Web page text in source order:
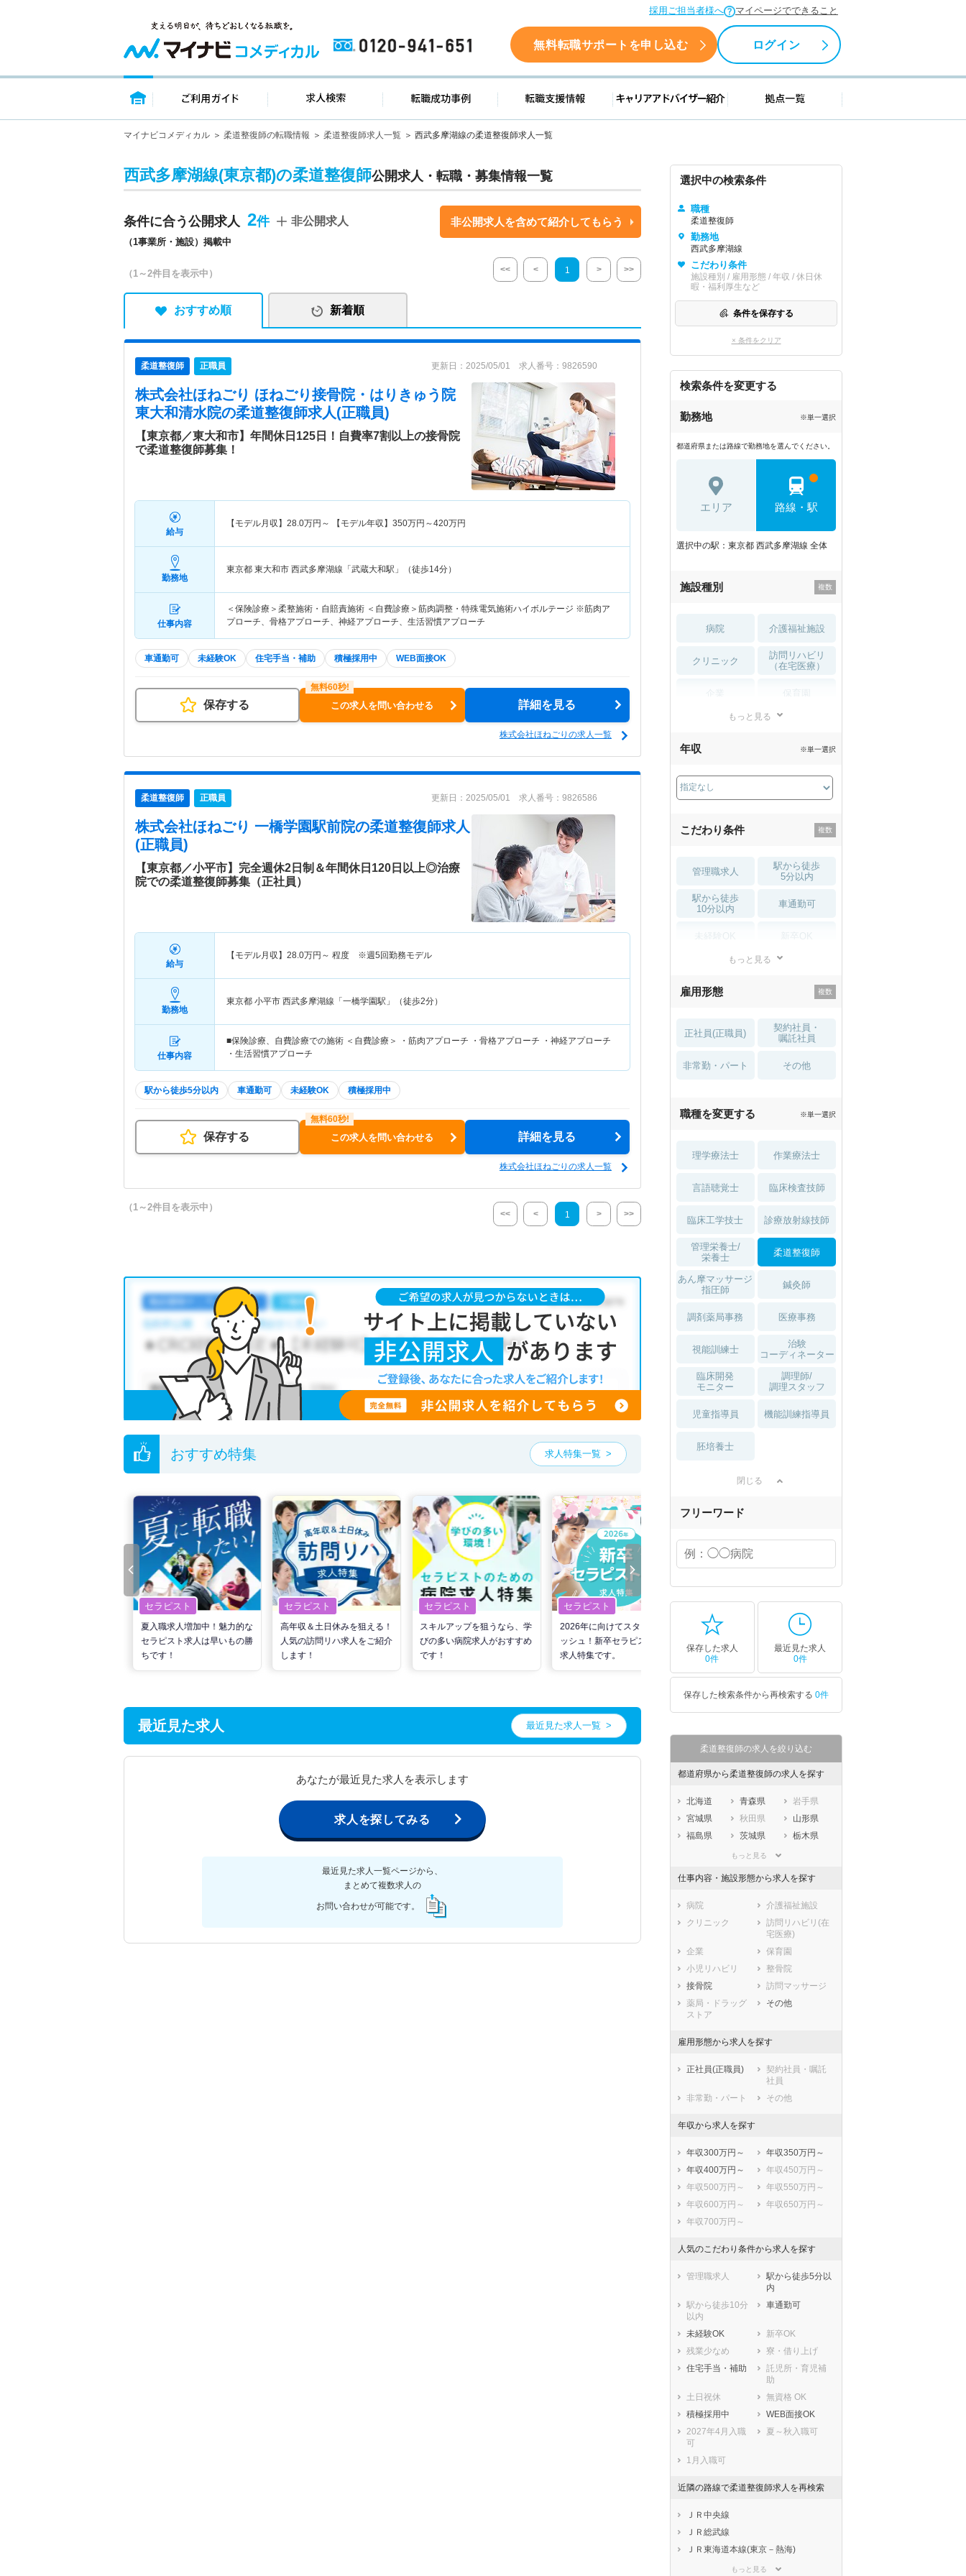
採用ご担当者様へ マイページでできること
0120-941-651 無料転職サポートを申し込む ログイン
トップページ ご利用ガイド 求人検索 転職成功事例 転職支援情報 キャリアアドバイザー紹介 拠点一覧
マイナビコメディカル 柔道整復師の転職情報 柔道整復師求人一覧 西武多摩湖線の柔道整復師求人一覧
西武多摩湖線(東京都)の柔道整復師公開求人・転職・募集情報一覧
条件に合う公開求人 2
（1事業所・施設）掲載中
非公開求人 非公開求人を含めて紹介してもらう
（1～2件目を表示中） << < 1 > >>
おすすめ順 新着順
柔道整復師 正職員 更新日：2025/05/01 求人番号：9826590
株式会社ほねごり ほねごり接骨院・はりきゅう院
東大和清水院の柔道整復師求人(正職員)
【東京都／東大和市】年間休日125日！自費率7割以上の接骨院
で柔道整復師募集！
給与
【モデル月収】 28.0万円～ 【モデル年収】 350万円～420万円
勤務地
東京都 東大和市 西武多摩湖線「武蔵大和駅」（徒歩14分）
仕事内容
＜保険診療＞柔整施術・自賠責施術 ＜自費診療＞筋肉調整・特殊電気施術ハイボルテージ ※筋肉ア
プローチ、骨格アプローチ、神経アプローチ、生活習慣アプローチ
車通勤可 未経験OK 住宅手当・補助 積極採用中 WEB面接OK
保存する この求人を問い合わせる 詳細を見る
株式会社ほねごりの求人一覧
柔道整復師 正職員 更新日：2025/05/01 求人番号：9826586
株式会社ほねごり 一橋学園駅前院の柔道整復師求人
(正職員)
【東京都／小平市】完全週休2日制＆年間休日120日以上◎治療
院での柔道整復師募集（正社員）
給与
【モデル月収】 28.0万円～ 程度 ※週5回勤務モデル
勤務地
東京都 小平市 西武多摩湖線「一橋学園駅」（徒歩2分）
仕事内容
■保険診療、自費診療での施術 ＜自費診療＞ ・筋肉アプローチ ・骨格アプローチ ・神経アプローチ
・生活習慣アプローチ
駅から徒歩5分以内 車通勤可 未経験OK 積極採用中
保存する この求人を問い合わせる 詳細を見る
株式会社ほねごりの求人一覧
（1～2件目を表示中）
<< < 1 > >>
おすすめ特集 求人特集一覧
セラピスト
夏入職求人増加中！魅力的な
セラピスト求人は早いもの勝
ちです！
セラピスト
高年収＆土日休みを狙える！
人気の訪問リハ求人をご紹介
します！
セラピスト
スキルアップを狙うなら、学
びの多い病院求人がおすすめ
です！
セラピスト
2026年に向けてスタートダ
ッシュ！新卒セラピスト向け
求人特集です。
世の中の需要の高まりととも
人をご紹介！
最近見た求人 最近見た求人一覧
あなたが最近見た求人を表示します
求人を探してみる
最近見た求人一覧ページから、
まとめて複数求人の
お問い合わせが可能です。
選択中の検索条件
職種
柔道整復師
勤務地
西武多摩湖線
こだわり条件
施設種別 / 雇用形態 / 年収 / 休日休
暇・福利厚生など
条件を保存する
× 条件をクリア
検索条件を変更する
勤務地 ※単一選択
都道府県または路線で勤務地を選んでください。
エリア 路線・駅
選択中の駅：東京都 西武多摩湖線 全体
施設種別
病院 介護福祉施設
クリニック
訪問リハビリ
（在宅医療）
薬局・
もっと見る
年収 ※単一選択
こだわり条件
管理職求人
駅から徒歩
5分以内
駅から徒歩
10分以内
車通勤可
住宅手当・補助
土日祝休 無資格 OK
積極採用中 WEB面接OK
もっと見る
雇用形態
正社員(正職員)
契約社員・
嘱託社員
非常勤・パート その他
職種を変更する ※単一選択
理学療法士 作業療法士
言語聴覚士 臨床検査技師
臨床工学技士 診療放射線技師
管理栄養士/
栄養士
柔道整復師
あん摩マッサージ
指圧師
鍼灸師
調剤薬局事務 医療事務
視能訓練士
治験
コーディネーター
臨床開発
モニター
調理師/
調理スタッフ
児童指導員 機能訓練指導員
胚培養士
閉じる
フリーワード
保存した求人
0件
最近見た求人
0件
保存した検索条件から再検索する 0件
柔道整復師の求人を絞り込む
都道府県から柔道整復師の求人を探す
北海道 青森県
岩手県
宮城県
秋田県
山形県
福島県
茨城県
栃木県
埼玉県
石川県
福井県
岐阜県
静岡県
愛知県
三重県
大阪府
兵庫県
奈良県
鳥取県
島根県
広島県
山口県
徳島県
香川県
愛媛県
熊本県
大分県
もっと見る
仕事内容・施設形態から求人を探す
病院
介護福祉施設
クリニック
訪問リハビリ(在
宅医療)
企業
保育園
小児リハビリ
整骨院
接骨院
訪問マッサージ
薬局・ドラッグ
ストア
その他
雇用形態から求人を探す
正社員(正職員)
契約社員・嘱託
社員
非常勤・パート
その他
年収から求人を探す
年収300万円～
年収350万円～
年収400万円～
年収450万円～
年収500万円～
年収550万円～
年収600万円～
年収650万円～
年収700万円～
人気のこだわり条件から求人を探す
管理職求人
駅から徒歩5分以
内
駅から徒歩10分
以内
車通勤可
未経験OK
新卒OK
残業少なめ
寮・借り上げ
住宅手当・補助
託児所・育児補
助
土日祝休
無資格 OK
積極採用中
WEB面接OK
2027年4月入職
可
夏～秋入職可
1月入職可
近隣の路線で柔道整復師求人を再検索
ＪＲ中央線
ＪＲ総武線
ＪＲ東海道本線(東京－熱海)
ＪＲ京浜東北線もっと見る